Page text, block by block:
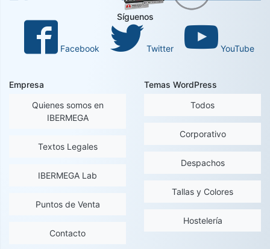
Síguenos
Facebook Twitter YouTube
Empresa
Quienes somos en
IBERMEGA
Textos Legales
IBERMEGA Lab
Puntos de Venta
Contacto
Temas WordPress
Todos
Corporativo
Despachos
Tallas y Colores
Hostelería